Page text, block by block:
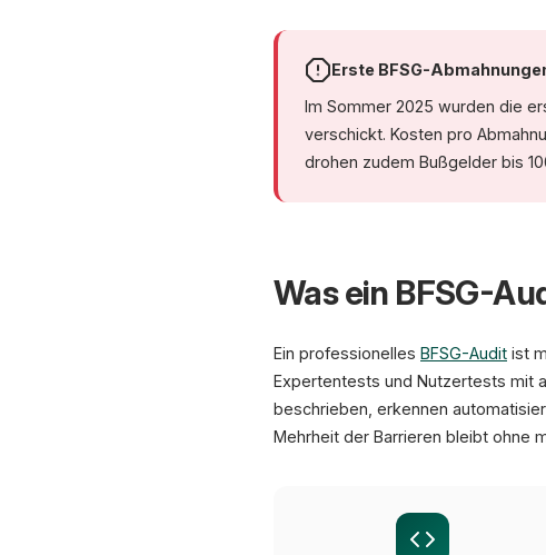
Erste BFSG-
Im Sommer 2025 wurden die
verschickt. Kosten pro
drohen zudem Bußgelder bis
Was ein BFSG-
Ein professionelles BFSG-Audit ist
Expertentests und Nutzertests mit
beschrieben, erkennen
Mehrheit der Barrieren bleibt ohne